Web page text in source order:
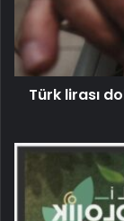
Türk lirası